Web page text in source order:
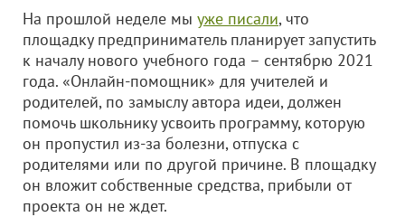
На прошлой неделе мы уже писали, что
площадку предприниматель планирует запустить
к началу нового учебного года – сентябрю 2021
года. «Онлайн-помощник» для учителей и
родителей, по замыслу автора идеи, должен
помочь школьнику усвоить программу, которую
он пропустил из-за болезни, отпуска с
родителями или по другой причине. В площадку
он вложит собственные средства, прибыли от
проекта он не ждет.